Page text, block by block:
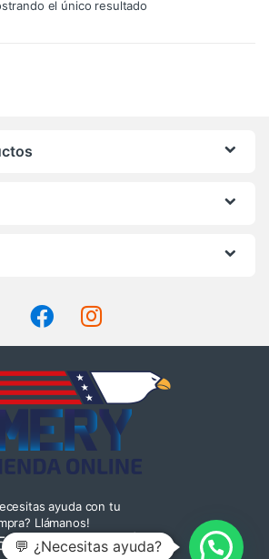
el único resultado
ayuda con tu
Llámanos!
4220 7935|
💬 ¿Necesitas ayuda?